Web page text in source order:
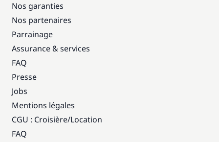
Nos garanties
Nos partenaires
Parrainage
Assurance & services
FAQ
Presse
Jobs
Mentions légales
CGU : Croisière/Location
FAQ